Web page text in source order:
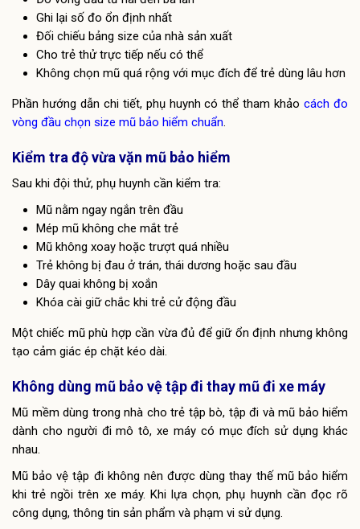
Ghi lại số đo ổn định nhất
Đối chiếu bảng size của nhà sản xuất
Cho trẻ thử trực tiếp nếu có thể
Không chọn mũ quá rộng với mục đích để trẻ dùng lâu hơn
Phần hướng dẫn chi tiết, phụ huynh có thể tham khảocách đo
vòng đầu chọn size mũ bảo hiểm chuẩn.
Kiểm tra độ vừa vặn mũ bảo hiểm
Sau khi đội thử, phụ huynh cần kiểm tra:
Mũ nằm ngay ngắn trên đầu
Mép mũ không che mắt trẻ
Mũ không xoay hoặc trượt quá nhiều
Trẻ không bị đau ở trán, thái dương hoặc sau đầu
Dây quai không bị xoắn
Khóa cài giữ chắc khi trẻ cử động đầu
Một chiếc mũ phù hợp cần vừa đủ để giữ ổn định nhưng không
tạo cảm giác ép chặt kéo dài.
Không dùng mũ bảo vệ tập đi thay mũ đi xe máy
Mũ mềm dùng trong nhà cho trẻ tập bò, tập đi và mũ bảo hiểm
dành cho người đi mô tô, xe máy có mục đích sử dụng khác
nhau.
Mũ bảo vệ tập đi không nên được dùng thay thế mũ bảo hiểm
khi trẻ ngồi trên xe máy. Khi lựa chọn, phụ huynh cần đọc rõ
công dụng, thông tin sản phẩm và phạm vi sử dụng.